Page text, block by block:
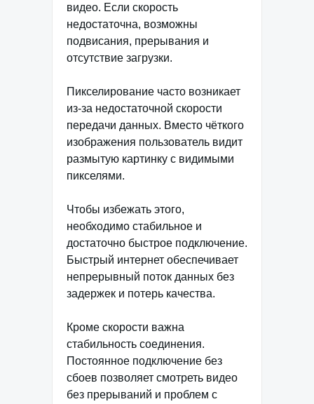
видео. Если скорость
недостаточна, возможны
подвисания, прерывания и
отсутствие загрузки.
Пикселирование часто возникает
из-за недостаточной скорости
передачи данных. Вместо чёткого
изображения пользователь видит
размытую картинку с видимыми
пикселями.
Чтобы избежать этого,
необходимо стабильное и
достаточно быстрое подключение.
Быстрый интернет обеспечивает
непрерывный поток данных без
задержек и потерь качества.
Кроме скорости важна
стабильность соединения.
Постоянное подключение без
сбоев позволяет смотреть видео
без прерываний и проблем с